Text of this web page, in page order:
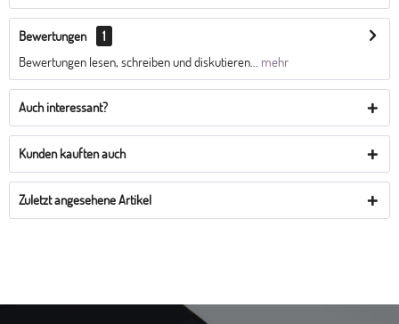
Bewertungen
1
Bewertungen lesen, schreiben und diskutieren...
mehr
Auch interessant?
Kunden kauften auch
Zuletzt angesehene Artikel